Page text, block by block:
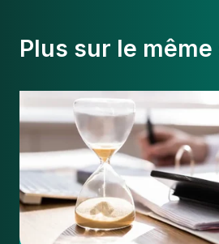
Plus sur le
délai
d’envoi
d’une
facture
respecter
et
pourquoi